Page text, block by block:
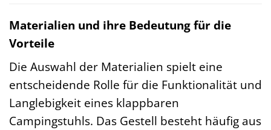
Materialien und ihre Bedeutung für die
Vorteile
Die Auswahl der Materialien spielt eine
entscheidende Rolle für die Funktionalität und
Langlebigkeit eines klappbaren
Campingstuhls. Das Gestell besteht häufig aus